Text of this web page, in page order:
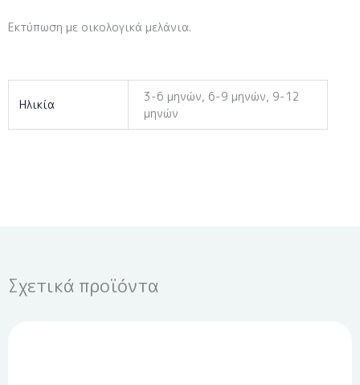
Εκτύπωση με οικολογικά μελάνια.
Ηλικία
3-6 μηνών, 6-9 μηνών, 9-12
μηνών
Σχετικά προϊόντα